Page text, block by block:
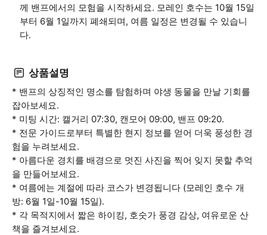
께 밴프에서의 모험을 시작하세요. 모레인 호수는 10월 15일
부터 6월 1일까지 폐쇄되며, 여름 일정은 변경될 수 있습니
다.
상품설명
* 밴프의 상징적인 명소를 탐험하며 야생 동물을 만날 기회를
잡아보세요.
* 미팅 시간: 캘거리 07:30, 캔모어 09:00, 밴프 09:20.
* 전문 가이드로부터 특별한 현지 정보를 얻어 더욱 풍성한 경
험을 누려보세요.
* 아름다운 경치를 배경으로 멋진 사진을 찍어 잊지 못할 추억
을 만들어보세요.
* 여름에는 계절에 따라 코스가 변경됩니다 (모레인 호수 개
방: 6월 1일-10월 15일).
* 각 목적지에서 짧은 하이킹, 호숫가 풍경 감상, 여유로운 산
책을 즐겨보세요.